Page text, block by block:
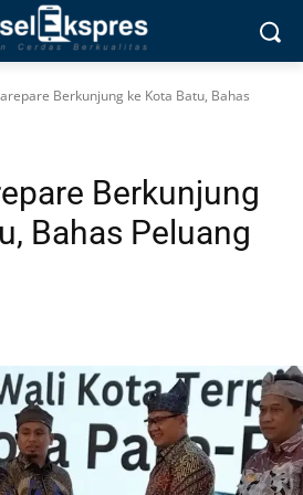
Berkunjung ke Kota Batu, Bahas
Berkunjung
Bahas Peluang